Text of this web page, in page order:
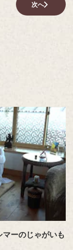
次へ
ーのじゃがいも